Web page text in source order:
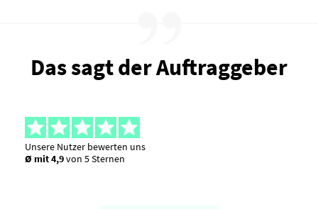
Das sagt der Auftraggeber
Unsere Nutzer bewerten uns
Ø mit 4,9von 5 Sternen